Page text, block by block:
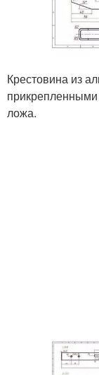
Крестовина из
прикрепленными
ложа.